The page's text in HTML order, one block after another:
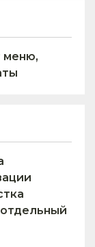
меню,